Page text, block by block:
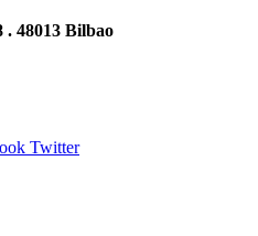
. 48013 Bilbao
Twitter